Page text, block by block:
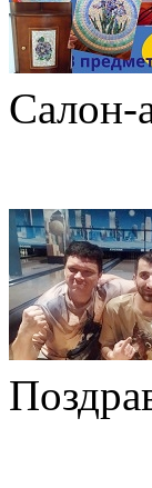
Салон-